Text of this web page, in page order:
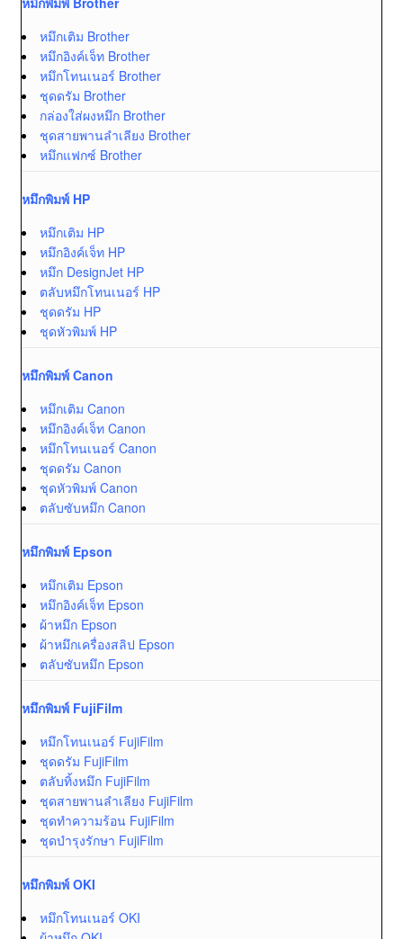
หมึกเติม Brother
หมึกอิงค์เจ็ท Brother
หมึกโทนเนอร์ Brother
ชุดดรัม Brother
กล่องใส่ผงหมึก Brother
ชุดสายพานลำเลียง Brother
หมึกแฟกซ์ Brother
หมึกพิมพ์ HP
หมึกเติม HP
หมึกอิงค์เจ็ท HP
หมึก DesignJet HP
ตลับหมึกโทนเนอร์ HP
ชุดดรัม HP
ชุดหัวพิมพ์ HP
หมึกพิมพ์ Canon
หมึกเติม Canon
หมึกอิงค์เจ็ท Canon
หมึกโทนเนอร์ Canon
ชุดดรัม Canon
ชุดหัวพิมพ์ Canon
ตลับซับหมึก Canon
หมึกพิมพ์ Epson
หมึกเติม Epson
หมึกอิงค์เจ็ท Epson
ผ้าหมึก Epson
ผ้าหมึกเครื่องสลิป Epson
ตลับซับหมึก Epson
หมึกพิมพ์ FujiFilm
หมึกโทนเนอร์ FujiFilm
ชุดดรัม FujiFilm
ตลับทิ้งหมึก FujiFilm
ชุดสายพานลำเลียง FujiFilm
ชุดทำความร้อน FujiFilm
ชุดบำรุงรักษา FujiFilm
หมึกพิมพ์ OKI
หมึกโทนเนอร์ OKI